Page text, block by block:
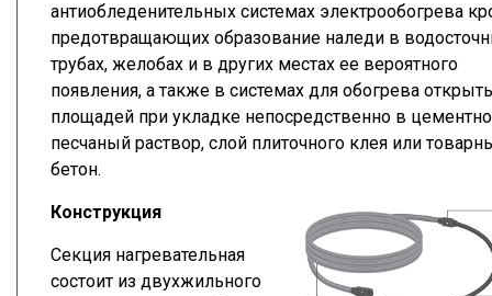
антиобледенительных системах электрообогрева
предотвращающих образование наледи в
трубах, желобах и в других местах ее вероятного
появления, а также в системах для обогрева
площадей при укладке непосредственно в
песчаный раствор, слой плиточного клея или
бетон.
Конструкция
Секция нагревательная
состоит из двухжильного